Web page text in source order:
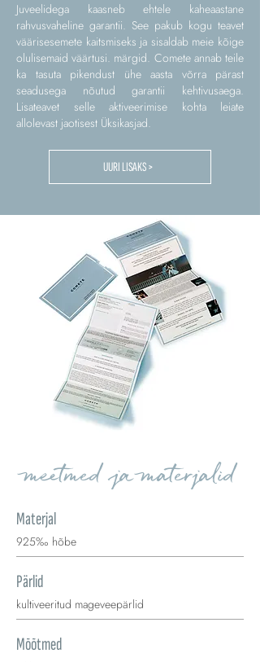
Juveelidega kaasneb ehtele kaheaastane
rahvusvaheline garantii. See pakub kogu teavet
väärisesemete kaitsmiseks ja sisaldab meie kõige
olulisemaid väärtusi. märgid. Comete annab teile
ka tasuta pikendust ühe aasta võrra pärast
seadusega nõutud garantii kehtivusaega.
Lisateavet selle aktiveerimise kohta leiate
allolevast jaotisest Üksikasjad.
UURI LISAKS >
meetmed ja materjalid
Materjal
925‰ hõbe
Pärlid
kultiveeritud mageveepärlid
Mõõtmed